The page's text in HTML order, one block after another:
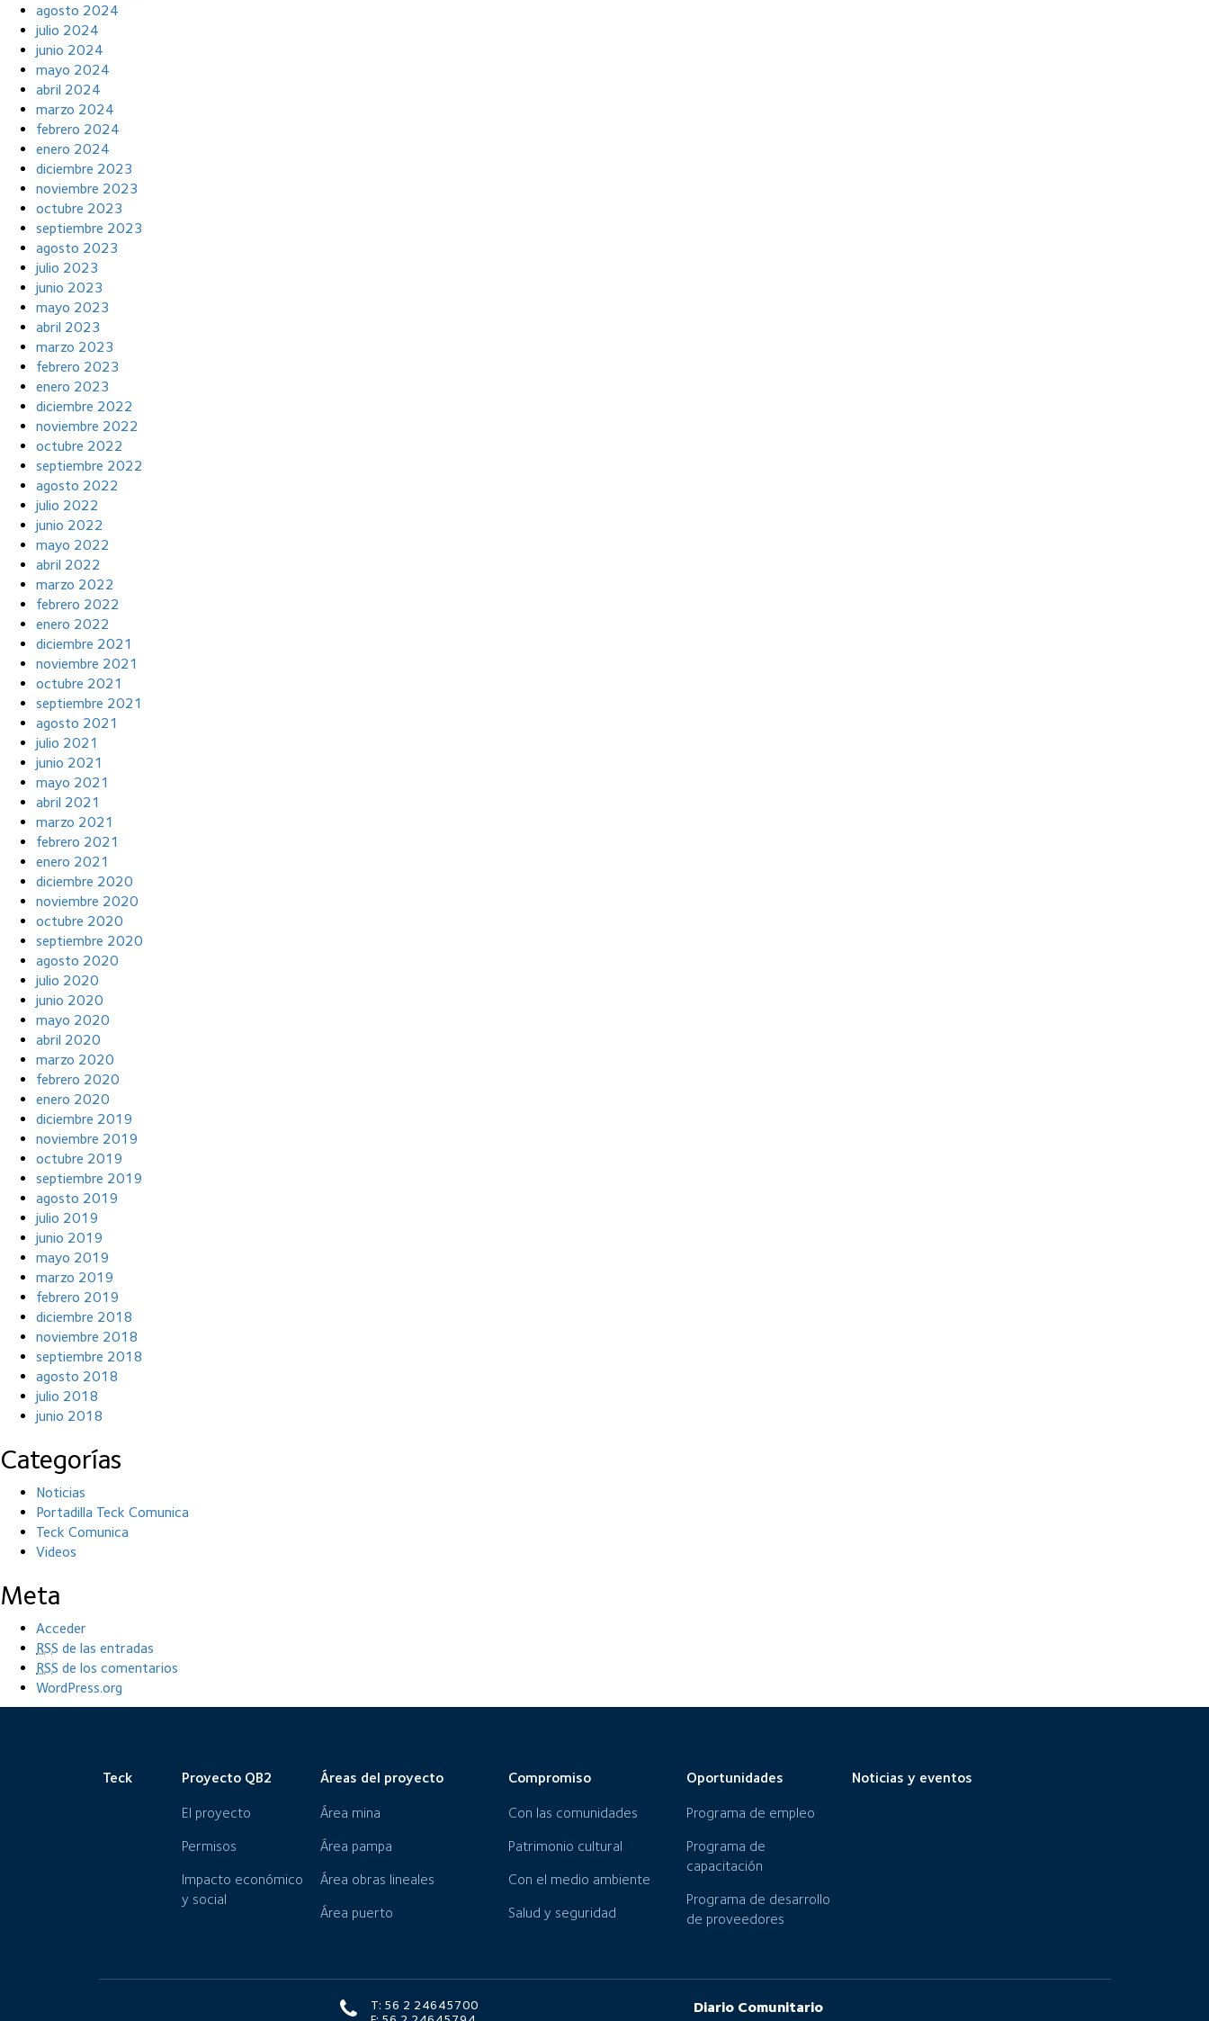
agosto 2024
julio 2024
junio 2024
mayo 2024
abril 2024
marzo 2024
febrero 2024
enero 2024
diciembre 2023
noviembre 2023
octubre 2023
septiembre 2023
agosto 2023
julio 2023
junio 2023
mayo 2023
abril 2023
marzo 2023
febrero 2023
enero 2023
diciembre 2022
noviembre 2022
octubre 2022
septiembre 2022
agosto 2022
julio 2022
junio 2022
mayo 2022
abril 2022
marzo 2022
febrero 2022
enero 2022
diciembre 2021
noviembre 2021
octubre 2021
septiembre 2021
agosto 2021
julio 2021
junio 2021
mayo 2021
abril 2021
marzo 2021
febrero 2021
enero 2021
diciembre 2020
noviembre 2020
octubre 2020
septiembre 2020
agosto 2020
julio 2020
junio 2020
mayo 2020
abril 2020
marzo 2020
febrero 2020
enero 2020
diciembre 2019
noviembre 2019
octubre 2019
septiembre 2019
agosto 2019
julio 2019
junio 2019
mayo 2019
marzo 2019
febrero 2019
diciembre 2018
noviembre 2018
septiembre 2018
agosto 2018
julio 2018
junio 2018
Categorías
Noticias
Portadilla Teck Comunica
Teck Comunica
Videos
Meta
Acceder
RSS de las entradas
RSS de los comentarios
WordPress.org
Teck Proyecto QB2
El proyecto
Permisos
Impacto económico
y social
Áreas del proyecto
Área mina
Área pampa
Área obras lineales
Área puerto
Compromiso
Con las comunidades
Patrimonio cultural
Con el medio ambiente
Salud y seguridad
Oportunidades
Programa de empleo
Programa de
capacitación
Programa de desarrollo
de proveedores
Noticias y eventos
T: 56 2 24645700
Diario Comunitario